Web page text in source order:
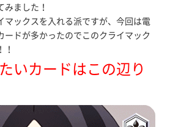
みました！
マックスを入れる派ですが、今回は電
ードが多かったのでこのクライマック
いカードはこの辺り